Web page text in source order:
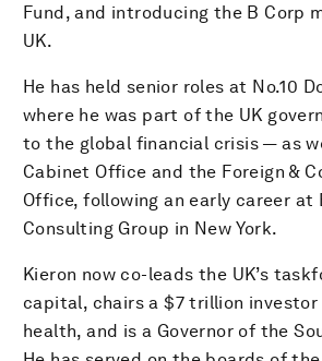
Fund, and introducing the B Corp
UK.
He has held senior roles at No.10
where he was part of the UK
to the global financial crisis — as
Cabinet Office and the Foreign &
Office, following an early career at
Consulting Group in New York.
Kieron now co-leads the UK’s
capital, chairs a $7 trillion investor
health, and is a Governor of the